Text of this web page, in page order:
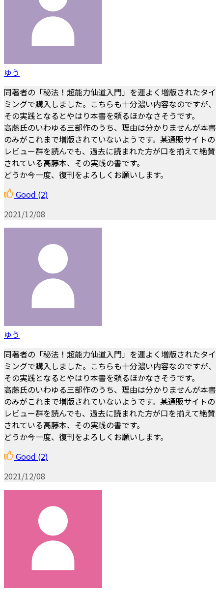
ゆう
同著者の「秘法！超能力仙道入門」を運よく増版されたタイ
ミングで購入しました。こちらも十分濃い内容なのですが、
その実践となるとやはり本書を頼るほかなさそうです。
高藤氏のいわゆる三部作のうち、理由は分かりませんが本書
のみがこれまで増版されていないようです。某通販サイトの
レビュー群を読んでも、過去に読まれた方が口を揃えて絶賛
されている高藤本、その実践の書です。
どうか今一度、復刊をよろしくお願いします。
Good (2)
2021/12/08
ゆう
同著者の「秘法！超能力仙道入門」を運よく増版されたタイ
ミングで購入しました。こちらも十分濃い内容なのですが、
その実践となるとやはり本書を頼るほかなさそうです。
高藤氏のいわゆる三部作のうち、理由は分かりませんが本書
のみがこれまで増版されていないようです。某通販サイトの
レビュー群を読んでも、過去に読まれた方が口を揃えて絶賛
されている高藤本、その実践の書です。
どうか今一度、復刊をよろしくお願いします。
Good (2)
2021/12/08